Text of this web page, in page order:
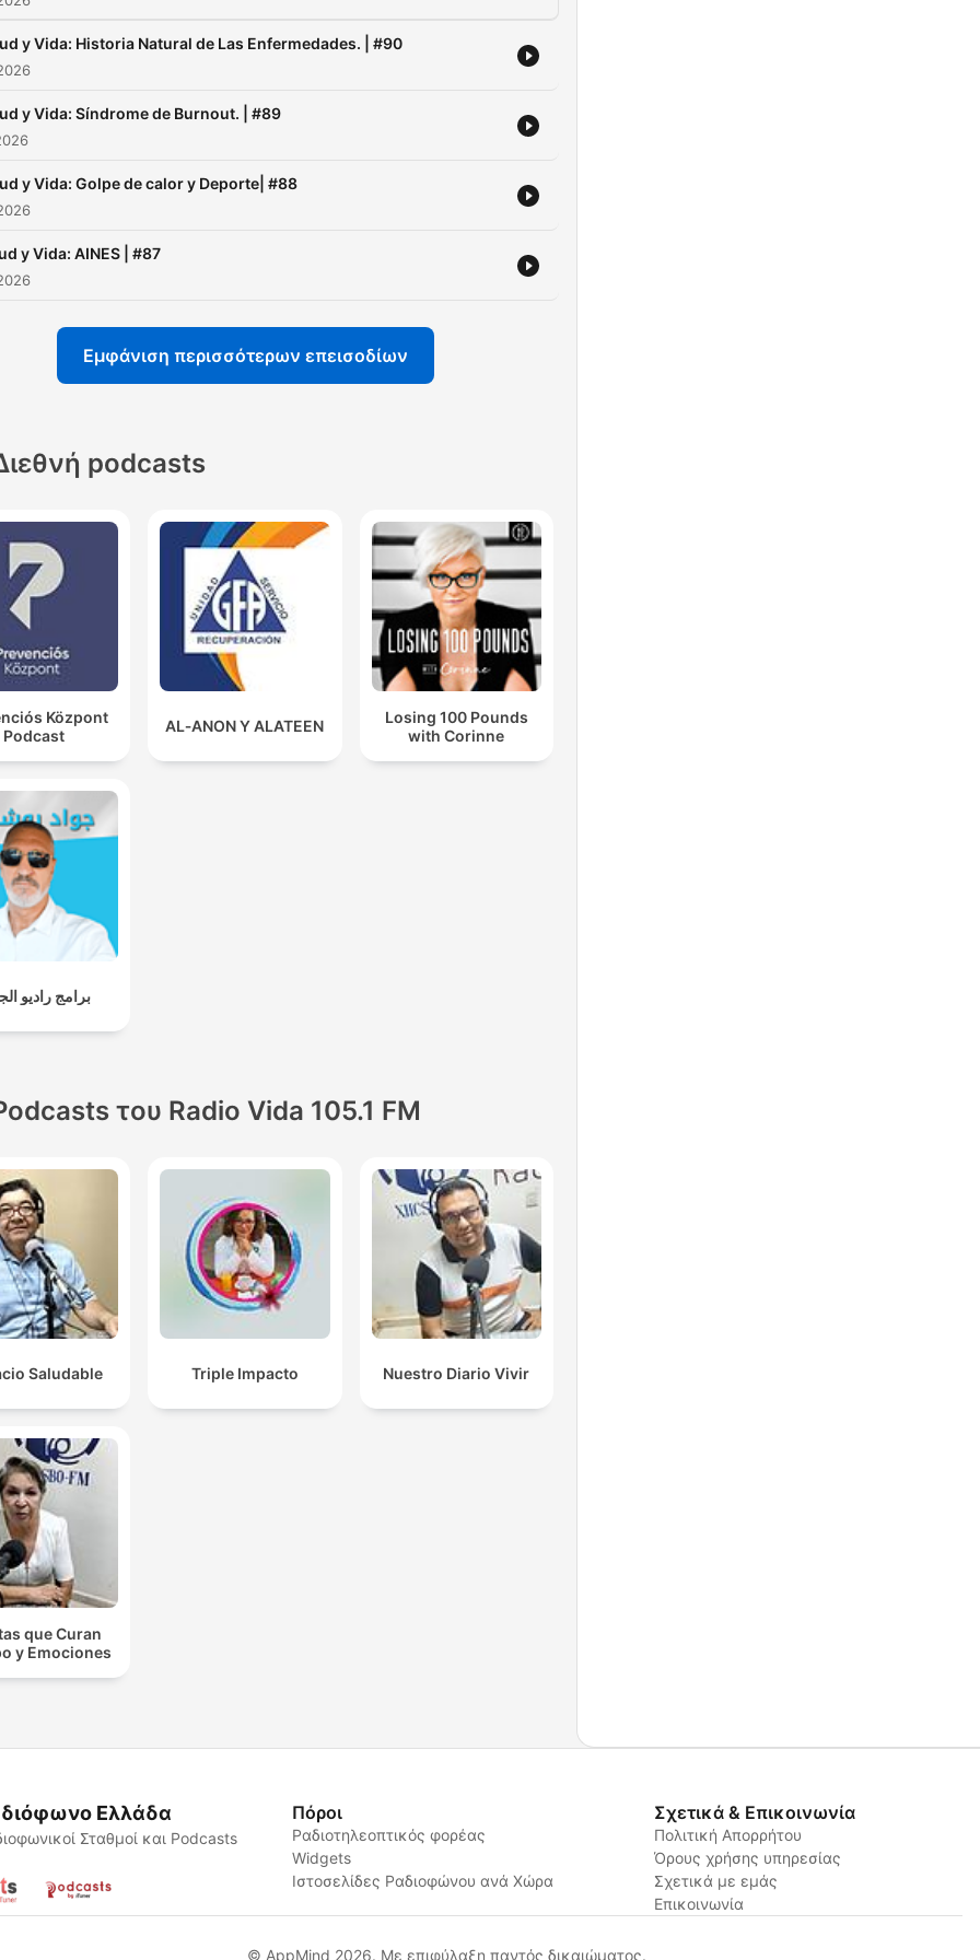
y Vida: Historia Natural de Las Enfermedades. | #90
y Vida: Síndrome de Burnout. | #89
y Vida: Golpe de calor y Deporte| #88
y Vida: AINES | #87
Εμφάνιση περισσότερων επεισοδίων
podcasts
Központ
Podcast
AL‑ANON Y ALATEEN
Losing 100 Pounds
with Corinne
برامج راديو
του Radio Vida 105.1 FM
Saludable Triple Impacto Nuestro Diario Vivir
que Curan
y Emociones
Ελλάδα
Σταθμοί και Podcasts
Πόροι
Ραδιοτηλεοπτικός φορέας
Widgets
Ιστοσελίδες Ραδιοφώνου ανά Χώρα
Σχετικά & Επικοινωνία
Πολιτική Απορρήτου
Όρους χρήσης υπηρεσίας
Σχετικά με εμάς
Επικοινωνία
© AppMind 2026. Με επιφύλαξη παντός δικαιώματος.